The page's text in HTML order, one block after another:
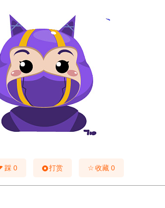
踩 0 打赏 ☆收藏 0